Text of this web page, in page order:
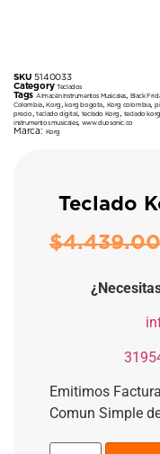
SKU5140033
Category Teclados
Tags Almacén Instrumentos Musicales Black
Colombia,Korg ,korg bogota Korg colombia,
precio
,teclado digital, teclado Korg teclado
instrumentos musicales, www.duosonic.co
Marca: Korg
Teclado
$
Emitimos
Comun Simple